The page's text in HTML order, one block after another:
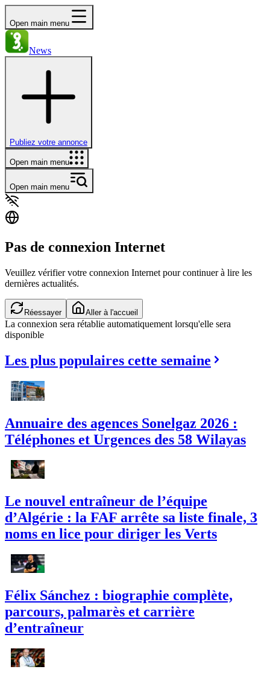
Open main menu
News
Publiez votre annonce
Open main menu
Open main menu
Pas de connexion Internet
Veuillez vérifier votre connexion Internet pour continuer à lire les
dernières actualités.
Réessayer Aller à l'accueil
La connexion sera rétablie automatiquement lorsqu'elle sera
disponible
Les plus populaires cette semaine
Annuaire des agences Sonelgaz 2026 :
Téléphones et Urgences des 58 Wilayas
Le nouvel entraîneur de l’équipe
d’Algérie : la FAF arrête sa liste finale, 3
noms en lice pour diriger les Verts
Félix Sánchez : biographie complète,
parcours, palmarès et carrière
d’entraîneur